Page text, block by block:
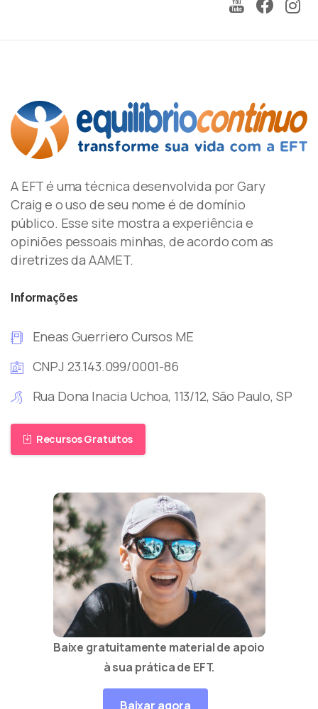
A EFT é uma técnica desenvolvida por Gary
Craig e o uso de seu nome é de domínio
público. Esse site mostra a experiência e
opiniões pessoais minhas, de acordo com as
diretrizes da AAMET.
Informações
Eneas Guerriero Cursos ME
CNPJ 23.143.099/0001-86
Rua Dona Inacia Uchoa, 113/12, São Paulo, SP
Recursos Gratuitos
Baixe gratuitamente material de apoio
à sua prática de EFT.
Baixar agora